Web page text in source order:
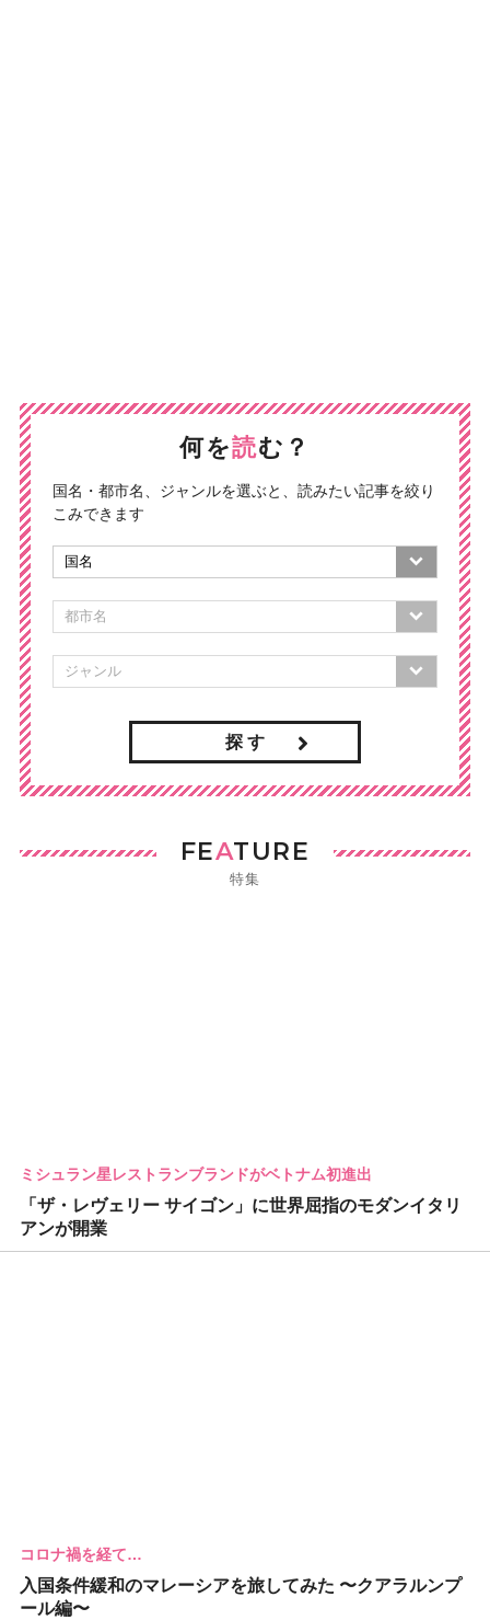
何を読む？
国名・都市名、ジャンルを選ぶと、読みたい記事を絞り
こみできます
探 す
FEATURE
特集
ミシュラン星レストランブランドがベトナム初進出
「ザ・レヴェリー サイゴン」に世界屈指のモダンイタリ
アンが開業
コロナ禍を経て…
入国条件緩和のマレーシアを旅してみた 〜クアラルンプ
ール編〜